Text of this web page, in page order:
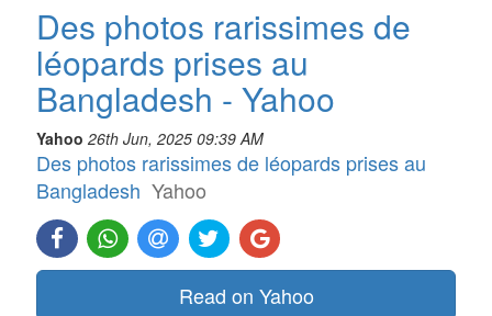
Des photos rarissimes de
léopards prises au
Bangladesh - Yahoo
Yahoo 26th Jun, 2025 09:39 AM
Des photos rarissimes de léopards prises au
Bangladesh Yahoo
Read on Yahoo